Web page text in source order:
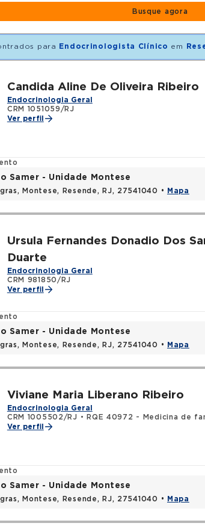
Busque agora
para Endocrinologista Clínico em
Candida Aline De Oliveira Ribeiro
Endocrinologia Geral
CRM 1051059/RJ
Ver perfil
Samer - Unidade Montese
Montese, Resende, RJ, 27541040 • Mapa
Ursula Fernandes Donadio Dos
Duarte
Endocrinologia Geral
CRM 981850/RJ
Ver perfil
Samer - Unidade Montese
Montese, Resende, RJ, 27541040 • Mapa
Viviane Maria Liberano Ribeiro
Endocrinologia Geral
CRM 1005502/RJ • RQE 40972 - Medicina de família e
Ver perfil
Samer - Unidade Montese
Montese, Resende, RJ, 27541040 • Mapa